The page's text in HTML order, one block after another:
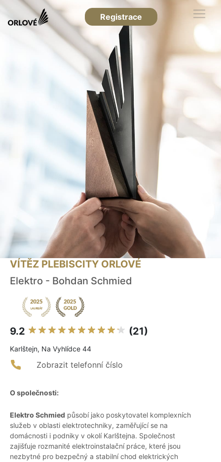
Registrace
VÍTĚZ PLEBISCITY ORLOVÉ
Elektro - Bohdan Schmied
9.2 (21)
Karlštejn, Na Vyhlídce 44
Zobrazit telefonní číslo
O společnosti:
Elektro Schmied působí jako poskytovatel komplexních
služeb v oblasti elektrotechniky, zaměřující se na
domácnosti i podniky v okolí Karlštejna. Společnost
zajišťuje rozmanité elektroinstalační práce, které jsou
nezbytné pro bezpečný a stabilní chod elektrických